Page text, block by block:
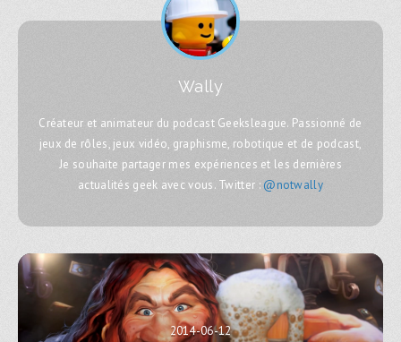
Wally
Créateur et animateur du podcast Geeksleague. Passionné de
jeux de rôles, jeux vidéo, graphisme, robotique et de podcast,
Je souhaite partager mes expériences et les dernières
actualités geek avec vous. Twitter : @notwally
2014-06-12